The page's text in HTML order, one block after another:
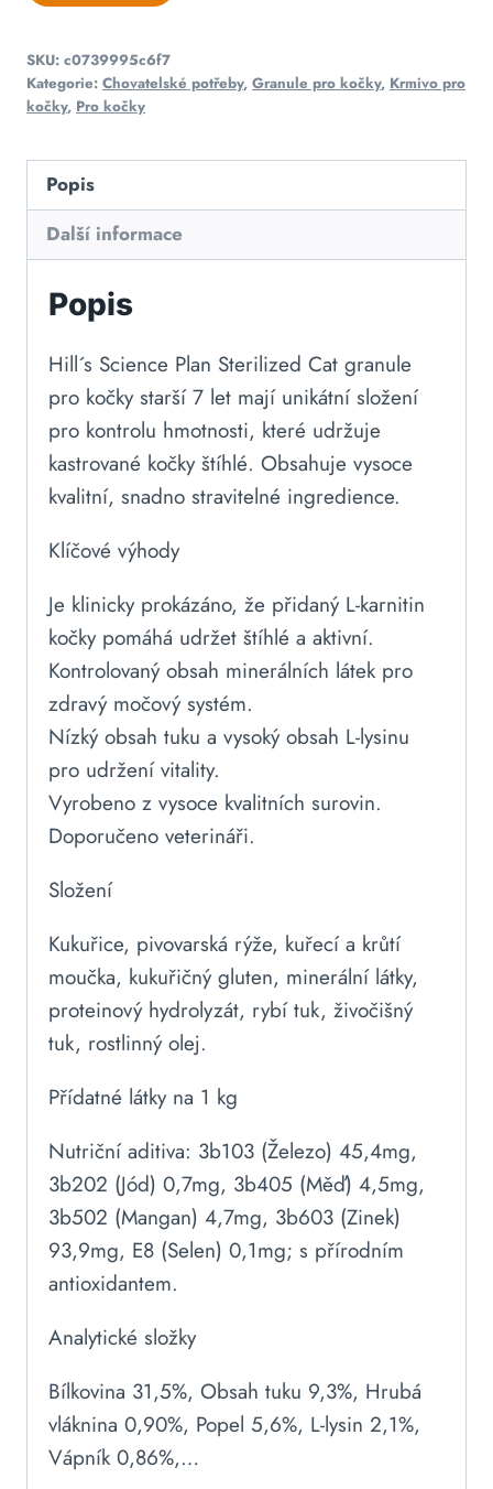
SKU: c0739995c6f7
Kategorie: Chovatelské potřeby, Granule pro kočky, Krmivo pro
kočky, Pro kočky
Popis
Další informace
Popis
Hill´s Science Plan Sterilized Cat granule
pro kočky starší 7 let mají unikátní složení
pro kontrolu hmotnosti, které udržuje
kastrované kočky štíhlé. Obsahuje vysoce
kvalitní, snadno stravitelné ingredience.
Klíčové výhody
Je klinicky prokázáno, že přidaný L-karnitin
kočky pomáhá udržet štíhlé a aktivní.
Kontrolovaný obsah minerálních látek pro
zdravý močový systém.
Nízký obsah tuku a vysoký obsah L-lysinu
pro udržení vitality.
Vyrobeno z vysoce kvalitních surovin.
Doporučeno veterináři.
Složení
Kukuřice, pivovarská rýže, kuřecí a krůtí
moučka, kukuřičný gluten, minerální látky,
proteinový hydrolyzát, rybí tuk, živočišný
tuk, rostlinný olej.
Přídatné látky na 1 kg
Nutriční aditiva: 3b103 (Železo) 45,4mg,
3b202 (Jód) 0,7mg, 3b405 (Měď) 4,5mg,
3b502 (Mangan) 4,7mg, 3b603 (Zinek)
93,9mg, E8 (Selen) 0,1mg; s přírodním
antioxidantem.
Analytické složky
Bílkovina 31,5%, Obsah tuku 9,3%, Hrubá
vláknina 0,90%, Popel 5,6%, L-lysin 2,1%,
Vápník 0,86%,…